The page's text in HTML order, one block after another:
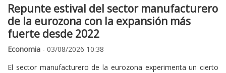
Repunte estival del sector manufacturero
de la eurozona con la expansión más
fuerte desde 2022
Economia - 03/08/2026 10:38
El sector manufacturero de la eurozona experimenta un cierto